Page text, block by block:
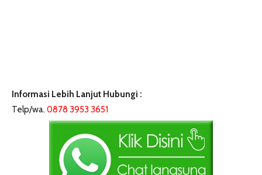
Informasi Lebih Lanjut Hubungi :
Telp/wa. 0878 3953 3651